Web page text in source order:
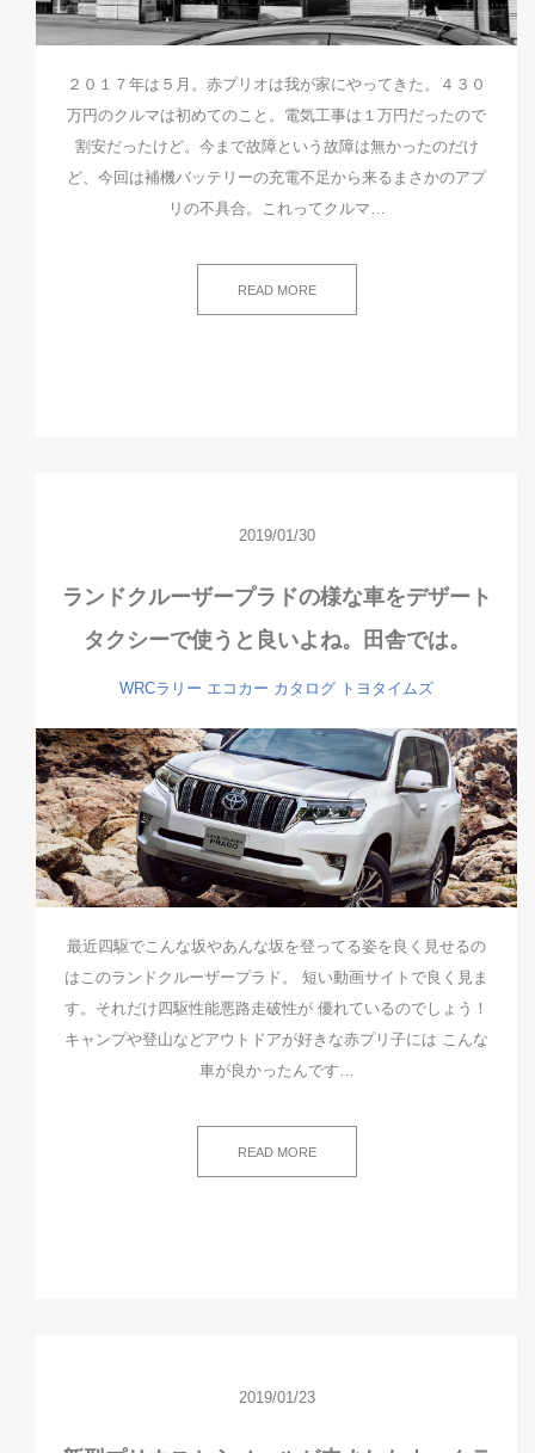
２０１７年は５月。赤プリオは我が家にやってきた。４３０
万円のクルマは初めてのこと。電気工事は１万円だったので
割安だったけど。今まで故障という故障は無かったのだけ
ど、今回は補機バッテリーの充電不足から来るまさかのアプ
リの不具合。これってクルマ…
READ MORE
2019/01/30
ランドクルーザープラドの様な車をデザート
タクシーで使うと良いよね。田舎では。
WRCラリー エコカー カタログ トヨタイムズ
最近四駆でこんな坂やあんな坂を登ってる姿を良く見せるの
はこのランドクルーザープラド。 短い動画サイトで良く見ま
す。それだけ四駆性能悪路走破性が 優れているのでしょう！
キャンプや登山などアウトドアが好きな赤プリ子には こんな
車が良かったんです…
READ MORE
2019/01/23